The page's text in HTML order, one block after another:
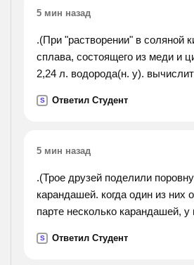
5 мин назад
.(При "растворении" в соляной
сплава, состоящего из меди и
2,24 л. водорода(н. у).
S Ответил Студент
5 мин назад
.(Трое друзей поделили
карандашей. когда один из них
парте несколько карандашей, у
каждого из трёх друзей?
S Ответил Студент